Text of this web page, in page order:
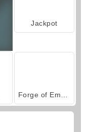
Jackpot
Forge of Empires